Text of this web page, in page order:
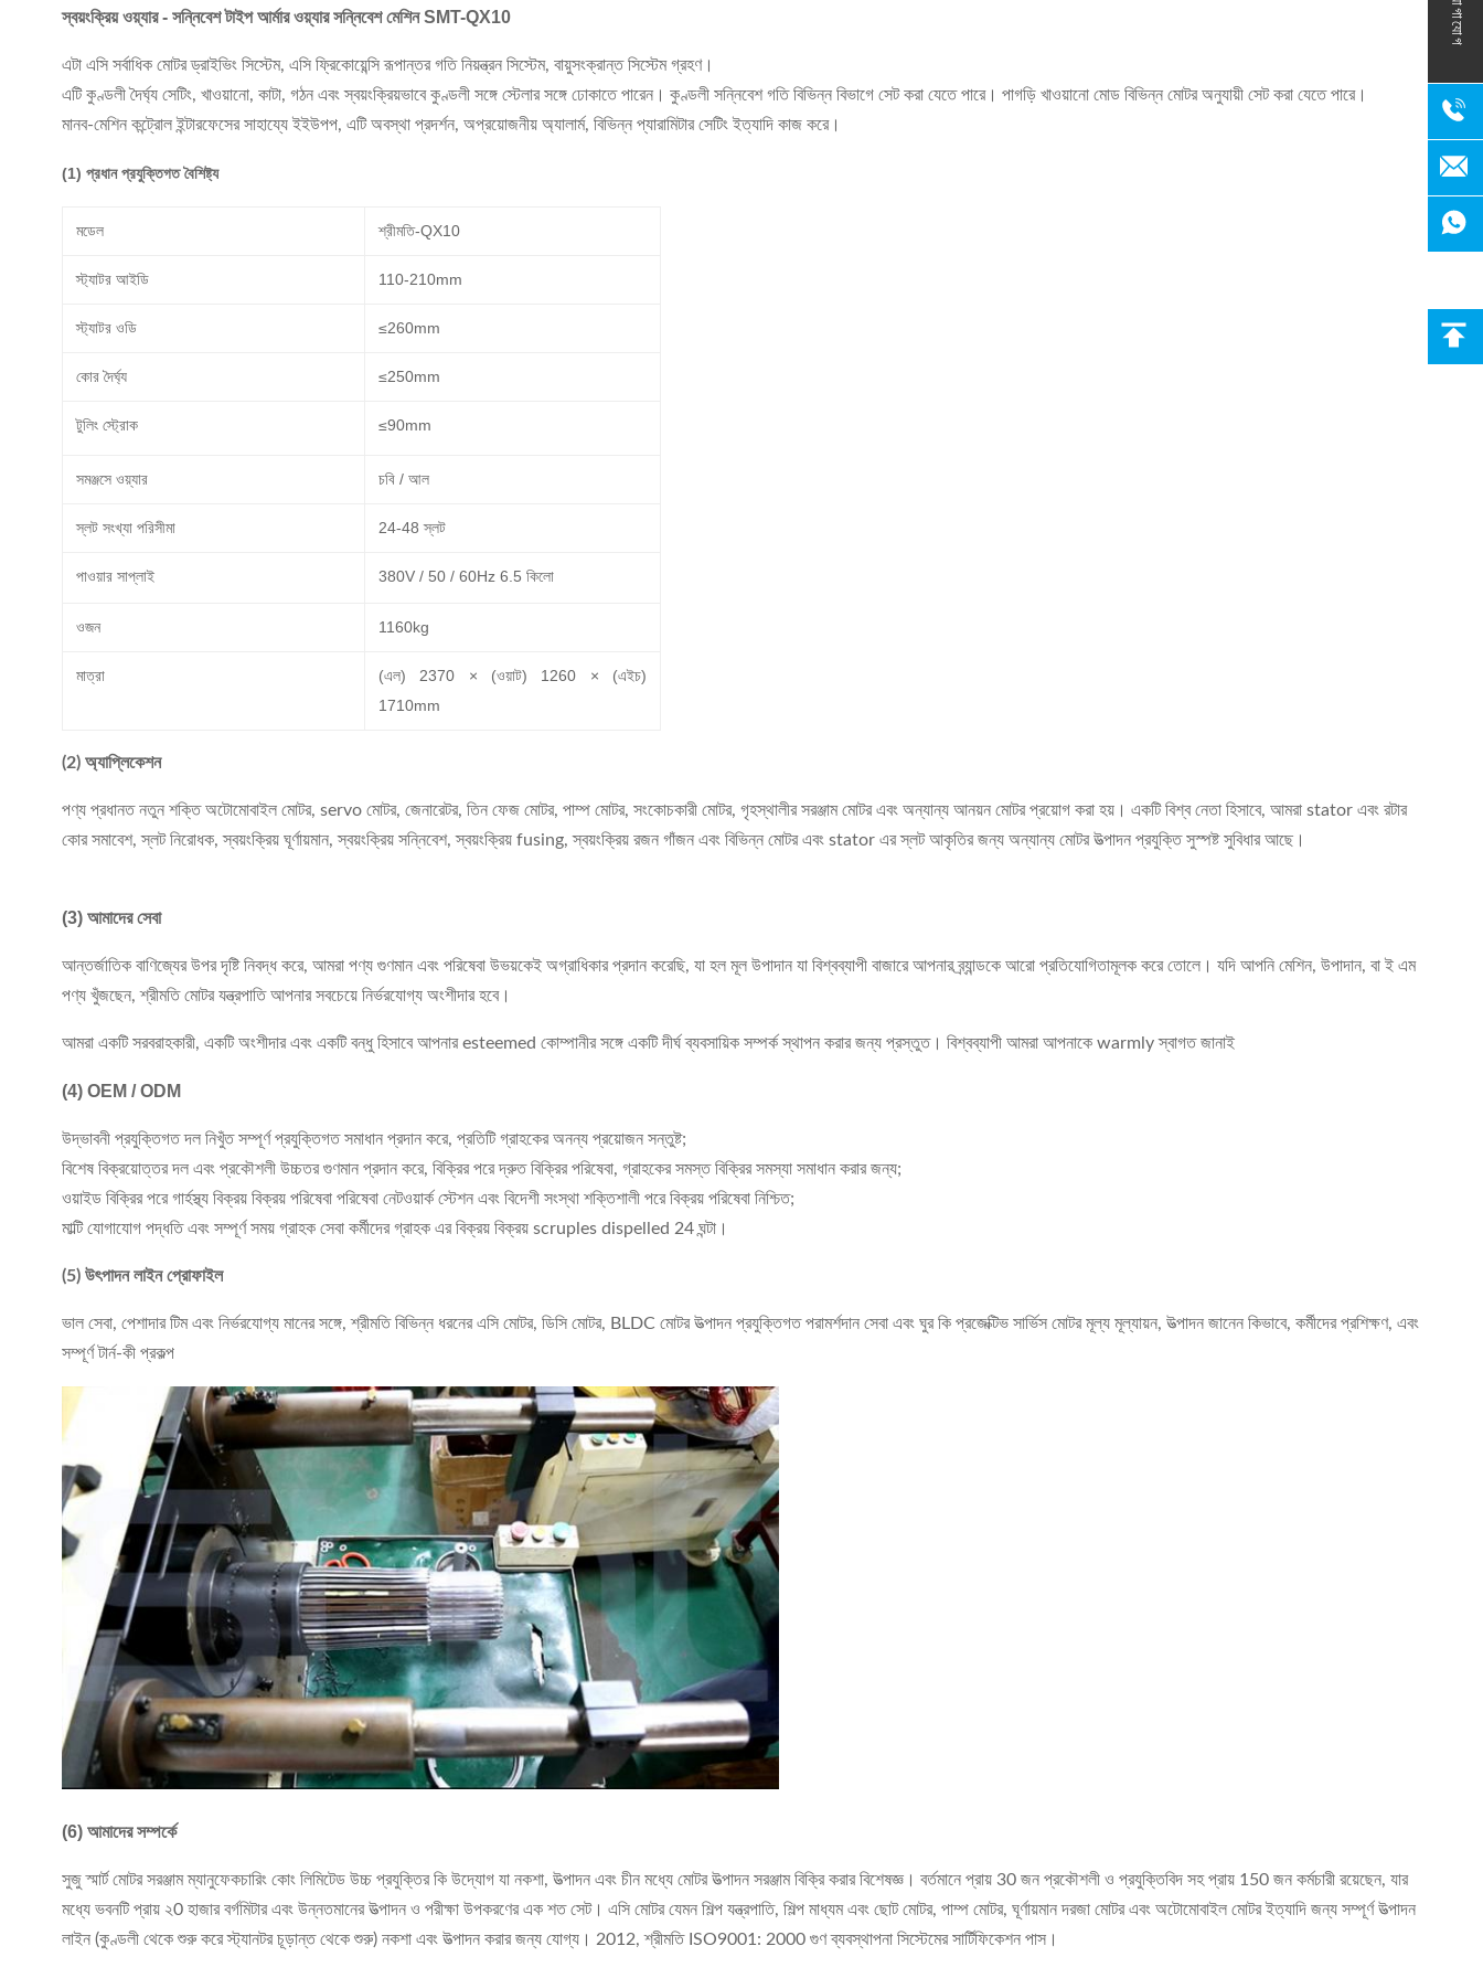
যোগাযোগ
স্বয়ংক্রিয় ওয়্যার - সন্নিবেশ টাইপ আর্মার ওয়্যার সন্নিবেশ মেশিন SMT-QX10
এটা এসি সর্বাধিক মোটর ড্রাইভিং সিস্টেম, এসি ফ্রিকোয়েন্সি রূপান্তর গতি নিয়ন্ত্রন সিস্টেম, বায়ুসংক্রান্ত সিস্টেম গ্রহণ।
এটি কুণ্ডলী দৈর্ঘ্য সেটিং, খাওয়ানো, কাটা, গঠন এবং স্বয়ংক্রিয়ভাবে কুণ্ডলী সঙ্গে স্টেলার সঙ্গে ঢোকাতে পারেন। কুণ্ডলী সন্নিবেশ গতি বিভিন্ন বিভাগে সেট করা যেতে পারে। পাগড়ি খাওয়ানো মোড বিভিন্ন মোটর অনুযায়ী সেট করা যেতে পারে।
মানব-মেশিন কন্ট্রোল ইন্টারফেসের সাহায্যে ইইউপপ, এটি অবস্থা প্রদর্শন, অপ্রয়োজনীয় অ্যালার্ম, বিভিন্ন প্যারামিটার সেটিং ইত্যাদি কাজ করে।
(1) প্রধান প্রযুক্তিগত বৈশিষ্ট্য
মডেল শ্রীমতি-QX10
স্ট্যাটর আইডি 110-210mm
স্ট্যাটর ওডি ≤260mm
কোর দৈর্ঘ্য ≤250mm
টুলিং স্ট্রোক ≤90mm
সমঞ্জসে ওয়্যার চবি / আল
স্লট সংখ্যা পরিসীমা 24-48 স্লট
পাওয়ার সাপ্লাই 380V / 50 / 60Hz 6.5 কিলো
ওজন 1160kg
মাত্রা
(এল) 2370 × (ওয়াট) 1260 × (এইচ)
1710mm
(2) অ্যাপ্লিকেশন
পণ্য প্রধানত নতুন শক্তি অটোমোবাইল মোটর, servo মোটর, জেনারেটর, তিন ফেজ মোটর, পাম্প মোটর, সংকোচকারী মোটর, গৃহস্থালীর সরঞ্জাম মোটর এবং অন্যান্য আনয়ন মোটর প্রয়োগ করা হয়। একটি বিশ্ব নেতা হিসাবে, আমরা stator এবং রটার
কোর সমাবেশ, স্লট নিরোধক, স্বয়ংক্রিয় ঘূর্ণায়মান, স্বয়ংক্রিয় সন্নিবেশ, স্বয়ংক্রিয় fusing, স্বয়ংক্রিয় রজন গাঁজন এবং বিভিন্ন মোটর এবং stator এর স্লট আকৃতির জন্য অন্যান্য মোটর উত্পাদন প্রযুক্তি সুস্পষ্ট সুবিধার আছে।
(3) আমাদের সেবা
আন্তর্জাতিক বাণিজ্যের উপর দৃষ্টি নিবদ্ধ করে, আমরা পণ্য গুণমান এবং পরিষেবা উভয়কেই অগ্রাধিকার প্রদান করেছি, যা হল মূল উপাদান যা বিশ্বব্যাপী বাজারে আপনার ব্র্যান্ডকে আরো প্রতিযোগিতামূলক করে তোলে। যদি আপনি মেশিন, উপাদান, বা ই এম
পণ্য খুঁজছেন, শ্রীমতি মোটর যন্ত্রপাতি আপনার সবচেয়ে নির্ভরযোগ্য অংশীদার হবে।
আমরা একটি সরবরাহকারী, একটি অংশীদার এবং একটি বন্ধু হিসাবে আপনার esteemed কোম্পানীর সঙ্গে একটি দীর্ঘ ব্যবসায়িক সম্পর্ক স্থাপন করার জন্য প্রস্তুত। বিশ্বব্যাপী আমরা আপনাকে warmly স্বাগত জানাই
(4) OEM / ODM
উদ্ভাবনী প্রযুক্তিগত দল নিখুঁত সম্পূর্ণ প্রযুক্তিগত সমাধান প্রদান করে, প্রতিটি গ্রাহকের অনন্য প্রয়োজন সন্তুষ্ট;
বিশেষ বিক্রয়োত্তর দল এবং প্রকৌশলী উচ্চতর গুণমান প্রদান করে, বিক্রির পরে দ্রুত বিক্রির পরিষেবা, গ্রাহকের সমস্ত বিক্রির সমস্যা সমাধান করার জন্য;
ওয়াইড বিক্রির পরে গার্হস্থ্য বিক্রয় বিক্রয় পরিষেবা পরিষেবা নেটওয়ার্ক স্টেশন এবং বিদেশী সংস্থা শক্তিশালী পরে বিক্রয় পরিষেবা নিশ্চিত;
মাল্টি যোগাযোগ পদ্ধতি এবং সম্পূর্ণ সময় গ্রাহক সেবা কর্মীদের গ্রাহক এর বিক্রয় বিক্রয় scruples dispelled 24 ঘন্টা।
(5) উৎপাদন লাইন প্রোফাইল
ভাল সেবা, পেশাদার টিম এবং নির্ভরযোগ্য মানের সঙ্গে, শ্রীমতি বিভিন্ন ধরনের এসি মোটর, ডিসি মোটর, BLDC মোটর উত্পাদন প্রযুক্তিগত পরামর্শদান সেবা এবং ঘুর কি প্রজেক্টিভ সার্ভিস মোটর মূল্য মূল্যায়ন, উত্পাদন জানেন কিভাবে, কর্মীদের প্রশিক্ষণ, এবং
সম্পূর্ণ টার্ন-কী প্রকল্প
(6) আমাদের সম্পর্কে
সুজু স্মার্ট মোটর সরঞ্জাম ম্যানুফেকচারিং কোং লিমিটেড উচ্চ প্রযুক্তির কি উদ্যোগ যা নকশা, উত্পাদন এবং চীন মধ্যে মোটর উত্পাদন সরঞ্জাম বিক্রি করার বিশেষজ্ঞ। বর্তমানে প্রায় 30 জন প্রকৌশলী ও প্রযুক্তিবিদ সহ প্রায় 150 জন কর্মচারী রয়েছেন, যার
মধ্যে ভবনটি প্রায় ২0 হাজার বর্গমিটার এবং উন্নতমানের উত্পাদন ও পরীক্ষা উপকরণের এক শত সেট। এসি মোটর যেমন শিল্প যন্ত্রপাতি, শিল্প মাধ্যম এবং ছোট মোটর, পাম্প মোটর, ঘূর্ণায়মান দরজা মোটর এবং অটোমোবাইল মোটর ইত্যাদি জন্য সম্পূর্ণ উত্পাদন
লাইন (কুণ্ডলী থেকে শুরু করে স্ট্যানটর চূড়ান্ত থেকে শুরু) নকশা এবং উত্পাদন করার জন্য যোগ্য। 2012, শ্রীমতি ISO9001: 2000 গুণ ব্যবস্থাপনা সিস্টেমের সার্টিফিকেশন পাস।